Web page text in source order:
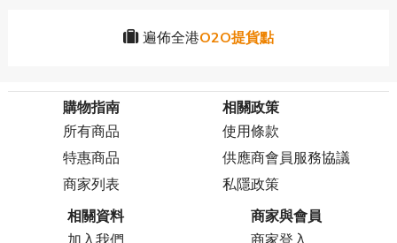
遍佈全港O2O提貨點
購物指南
所有商品
特惠商品
商家列表
相關政策
使用條款
供應商會員服務協議
私隱政策
相關資料
商家與會員